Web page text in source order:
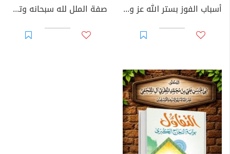
أسباب الفوز بستر الله عز وجل صفة الملل لله سبحانه وتعالى على ضوء الكتاب والسنة